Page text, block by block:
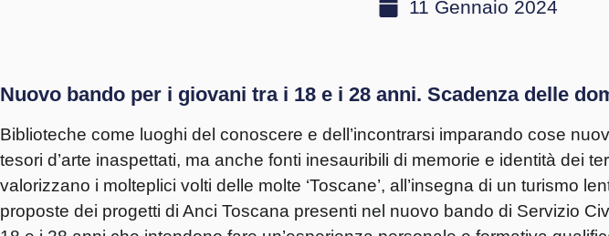
11 Gennaio 2024
Nuovo bando per i giovani tra i 18 e i 28 anni. Scadenza delle
Biblioteche come luoghi del conoscere e dell’incontrarsi imparando cose
tesori d’arte inaspettati, ma anche fonti inesauribili di memorie e identità dei
valorizzano i molteplici volti delle molte ‘Toscane’, all’insegna di un turismo
proposte dei progetti di Anci Toscana presenti nel nuovo bando di Servizio